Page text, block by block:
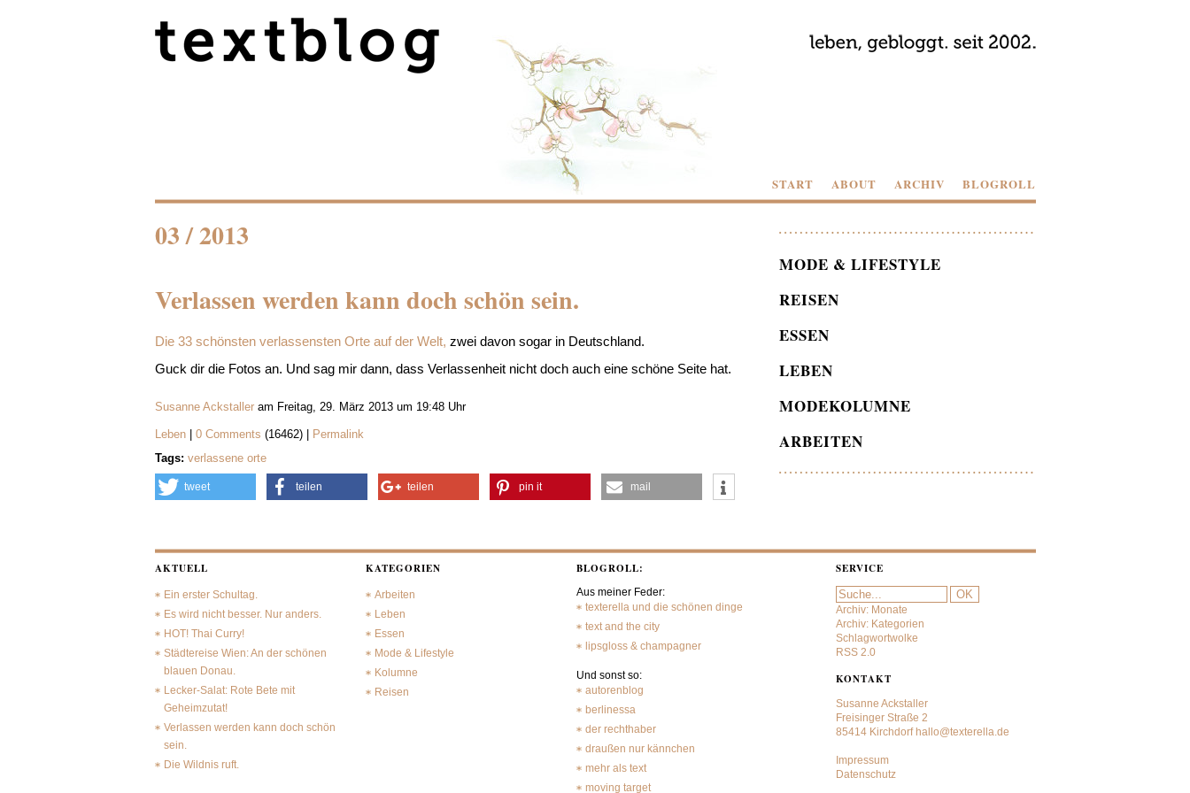
START ABOUT ARCHIV BLOGROLL
03 / 2013
Verlassen werden kann doch schön sein.
Die 33 schönsten verlassensten Orte auf der Welt, zwei davon sogar in Deutschland.
Guck dir die Fotos an. Und sag mir dann, dass Verlassenheit nicht doch auch eine schöne Seite hat.
Susanne Ackstalleram Freitag, 29. März 2013 um 19:48 Uhr
Leben 0 Comments (16462) |
Permalink
Tags: verlassene orte
tweet teilen teilen pin it mail
MODE & LIFESTYLE
REISEN
ESSEN
LEBEN
MODEKOLUMNE
ARBEITEN
AKTUELL
Ein erster Schultag.
Es wird nicht besser. Nur anders.
HOT! Thai Curry!
Städtereise Wien: An der schönen
blauen Donau.
Lecker-Salat: Rote Bete mit
Geheimzutat!
Verlassen werden kann doch schön
sein.
Die Wildnis ruft.
KATEGORIEN
Arbeiten
Leben
Essen
Mode & Lifestyle
Kolumne
Reisen
BLOGROLL:
Aus meiner Feder:
texterella und die schönen dinge
text and the city
lipsgloss & champagner
Und sonst so:
autorenblog
berlinessa
der rechthaber
draußen nur kännchen
mehr als text
moving target
SERVICE
Archiv: Monate
Archiv: Kategorien
Schlagwortwolke
RSS 2.0
KONTAKT
Susanne Ackstaller
Freisinger Straße 2
85414 Kirchdorf hallo@texterella.de
Impressum
Datenschutz